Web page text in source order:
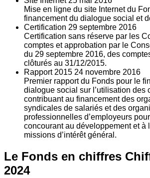
Mise en ligne du site Internet du
financement du dialogue social et
Certification 29 septembre 2016
Certification sans réserve par les
comptes et approbation par le
du 29 septembre 2016, des
clôturés au 31/12/2015.
Rapport 2015 24 novembre 2016
Premier rapport du Fonds pour le
dialogue social sur l’utilisation des
contribuant au financement des
syndicales de salariés et des
professionnelles d’employeurs
concourant au développement et à
missions d’intérêt général.
Le Fonds en chiffres
2024